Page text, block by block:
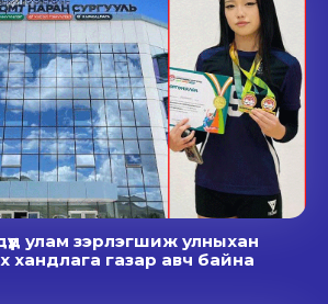
улам зэрлэгшиж улныхан
хандлага газар авч байна